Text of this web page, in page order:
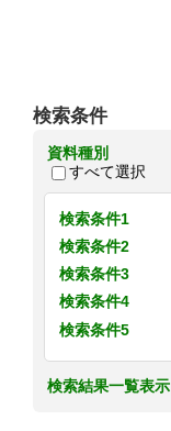
検索条件
資料種別
すべて選択
検索条件1
検索条件2
検索条件3
検索条件4
検索条件5
検索結果一覧表示